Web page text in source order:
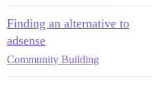
Finding an alternative to
adsense
Community Building